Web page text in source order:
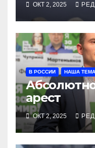
ОКТ 2, 2025
В РОССИИ НАША ТЕМА
арест
ОКТ 2, 2025